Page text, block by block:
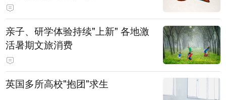
亲子、研学体验持续"上新" 各地激
活暑期文旅消费
英国多所高校"抱团"求生